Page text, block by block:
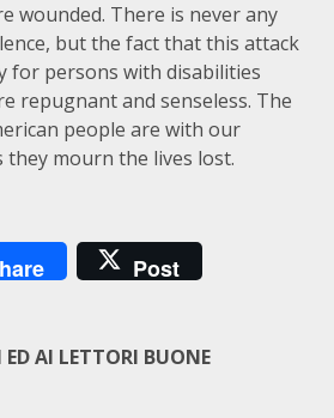
wounded. There is never any
but the fact that this attack
for persons with disabilities
repugnant and senseless. The
people are with our
they mourn the lives lost.
Post
AI LETTORI BUONE